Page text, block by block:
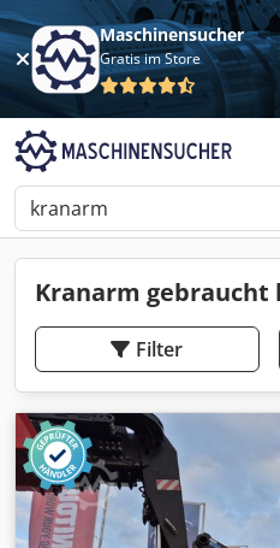
Maschinensucher
Gratis im Store
Kranarm gebraucht
Filter